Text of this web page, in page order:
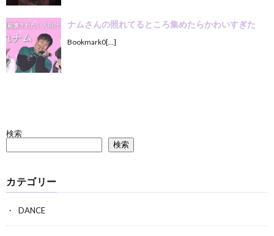
ナムさんの照れてるところ集めたらかわいすぎた
Bookmark0[…]
検索
検索
カテゴリー
DANCE